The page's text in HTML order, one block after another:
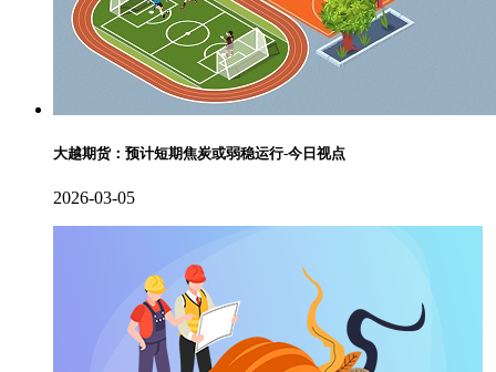
大越期货：预计短期焦炭或弱稳运行-今日视点
2026-03-05